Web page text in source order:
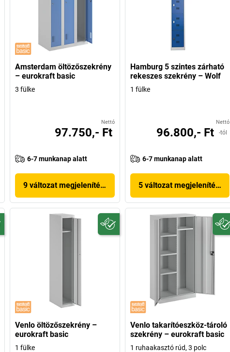
Amsterdam öltözőszekrény
– eurokraft basic
3 fülke
Nettó
97.750,- Ft
6-7 munkanap alatt
9 változat megjelenítése
Hamburg 5 szintes zárható
rekeszes szekrény – Wolf
1 fülke
Nettó
96.800,- Ft -tól
6-7 munkanap alatt
5 változat megjelenítése
Venlo öltözőszekrény –
eurokraft basic
1 fülke
Venlo takarítóeszköz-tároló
szekrény – eurokraft basic
1 ruhaakasztó rúd, 3 polc